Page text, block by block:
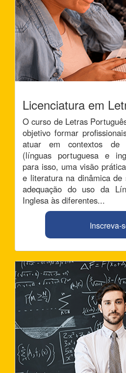
Licenciatura em
O curso de Letras
objetivo formar
atuar em contextos de
(línguas portuguesa e
para isso, uma visão
e literatura na dinâmica
adequação do uso da
Inglesa às diferentes...
Inscreva-